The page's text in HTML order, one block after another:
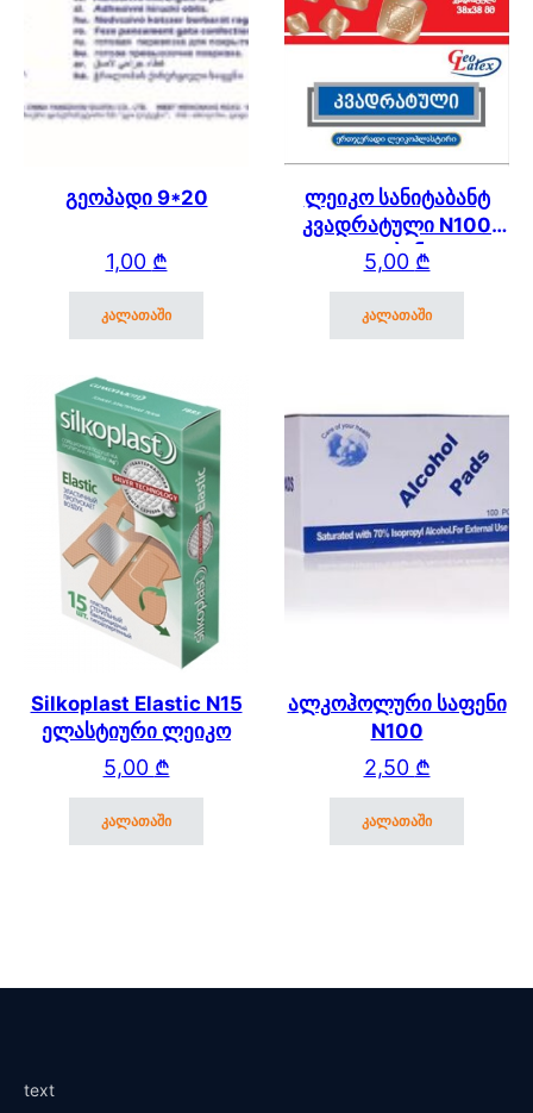
გეოპადი 9*20
1,00 ₾
კალათაში
ლეიკო სანიტაბანტ
კვადრატული N100
(გეობანტი
კვადრატული)
5,00 ₾
კალათაში
Silkoplast Elastic N15
ელასტიური ლეიკო
5,00 ₾
კალათაში
ალკოჰოლური საფენი
N100
2,50 ₾
კალათაში
text